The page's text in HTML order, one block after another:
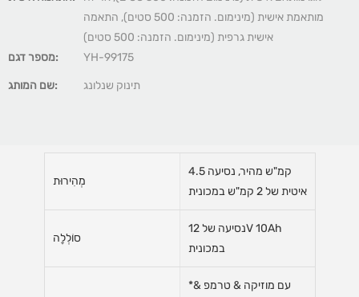
מותאמת אישית (מינימום. הזמנה: 500 סטים), התאמה
אישית גרפית (מינימום. הזמנה: 500 סטים)
מספר דגם:
YH-99175
שם המותג: תינוק שנלונג
מְהִירוּת
4.5 קמ"ש מהיר, נסיעה
איטית של 2 קמ"ש במכונית
סוֹלְלָה
נסיעה של 12V 10Ah
במכונית
*עם מוזיקה & טרמפ &